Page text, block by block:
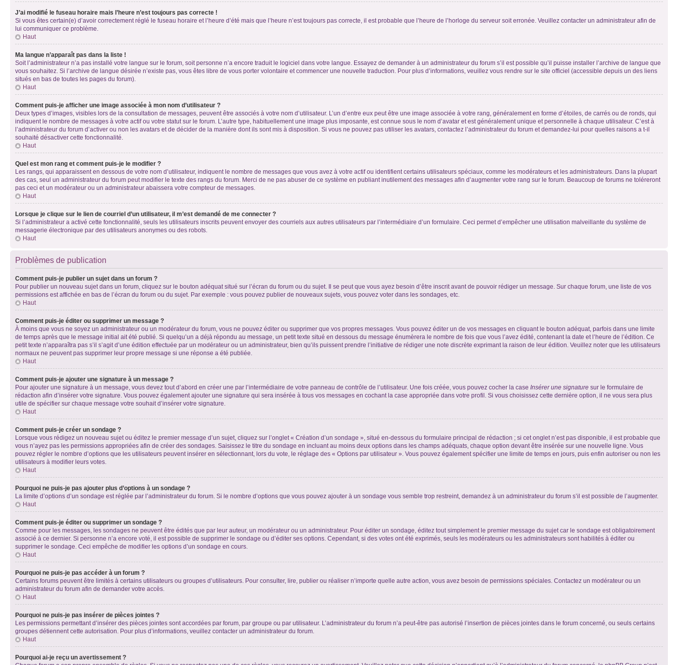
J’ai modifié le fuseau horaire mais l’heure n’est toujours pas correcte !
Si vous êtes certain(e) d’avoir correctement réglé le fuseau horaire et l’heure d’été mais que l’heure n’est toujours pas correcte, il est probable que l’heure de l’horloge du serveur soit erronée. Veuillez contacter un administrateur afin de
lui communiquer ce problème.
Haut
Ma langue n’apparaît pas dans la liste !
Soit l’administrateur n’a pas installé votre langue sur le forum, soit personne n’a encore traduit le logiciel dans votre langue. Essayez de demander à un administrateur du forum s’il est possible qu’il puisse installer l’archive de langue que
vous souhaitez. Si l’archive de langue désirée n’existe pas, vous êtes libre de vous porter volontaire et commencer une nouvelle traduction. Pour plus d’informations, veuillez vous rendre sur le site officiel (accessible depuis un des liens
situés en bas de toutes les pages du forum).
Haut
Comment puis-je afficher une image associée à mon nom d’utilisateur ?
Deux types d’images, visibles lors de la consultation de messages, peuvent être associés à votre nom d’utilisateur. L’un d’entre eux peut être une image associée à votre rang, généralement en forme d’étoiles, de carrés ou de ronds, qui
indiquent le nombre de messages à votre actif ou votre statut sur le forum. L’autre type, habituellement une image plus imposante, est connue sous le nom d’avatar et est généralement unique et personnelle à chaque utilisateur. C’est à
l’administrateur du forum d’activer ou non les avatars et de décider de la manière dont ils sont mis à disposition. Si vous ne pouvez pas utiliser les avatars, contactez l’administrateur du forum et demandez-lui pour quelles raisons a t-il
souhaité désactiver cette fonctionnalité.
Haut
Quel est mon rang et comment puis-je le modifier ?
Les rangs, qui apparaissent en dessous de votre nom d’utilisateur, indiquent le nombre de messages que vous avez à votre actif ou identifient certains utilisateurs spéciaux, comme les modérateurs et les administrateurs. Dans la plupart
des cas, seul un administrateur du forum peut modifier le texte des rangs du forum. Merci de ne pas abuser de ce système en publiant inutilement des messages afin d’augmenter votre rang sur le forum. Beaucoup de forums ne toléreront
pas ceci et un modérateur ou un administrateur abaissera votre compteur de messages.
Haut
Lorsque je clique sur le lien de courriel d’un utilisateur, il m’est demandé de me connecter ?
Si l’administrateur a activé cette fonctionnalité, seuls les utilisateurs inscrits peuvent envoyer des courriels aux autres utilisateurs par l’intermédiaire d’un formulaire. Ceci permet d’empêcher une utilisation malveillante du système de
messagerie électronique par des utilisateurs anonymes ou des robots.
Haut
Problèmes de publication
Comment puis-je publier un sujet dans un forum ?
Pour publier un nouveau sujet dans un forum, cliquez sur le bouton adéquat situé sur l’écran du forum ou du sujet. Il se peut que vous ayez besoin d’être inscrit avant de pouvoir rédiger un message. Sur chaque forum, une liste de vos
permissions est affichée en bas de l’écran du forum ou du sujet. Par exemple : vous pouvez publier de nouveaux sujets, vous pouvez voter dans les sondages, etc.
Haut
Comment puis-je éditer ou supprimer un message ?
À moins que vous ne soyez un administrateur ou un modérateur du forum, vous ne pouvez éditer ou supprimer que vos propres messages. Vous pouvez éditer un de vos messages en cliquant le bouton adéquat, parfois dans une limite
de temps après que le message initial ait été publié. Si quelqu’un a déjà répondu au message, un petit texte situé en dessous du message énumèrera le nombre de fois que vous l’avez édité, contenant la date et l’heure de l’édition. Ce
petit texte n’apparaîtra pas s’il s’agit d’une édition effectuée par un modérateur ou un administrateur, bien qu’ils puissent prendre l’initiative de rédiger une note discrète exprimant la raison de leur édition. Veuillez noter que les utilisateurs
normaux ne peuvent pas supprimer leur propre message si une réponse a été publiée.
Haut
Comment puis-je ajouter une signature à un message ?
Pour ajouter une signature à un message, vous devez tout d’abord en créer une par l’intermédiaire de votre panneau de contrôle de l’utilisateur. Une fois créée, vous pouvez cocher la case Insérer une signature sur le formulaire de
rédaction afin d’insérer votre signature. Vous pouvez également ajouter une signature qui sera insérée à tous vos messages en cochant la case appropriée dans votre profil. Si vous choisissez cette dernière option, il ne vous sera plus
utile de spécifier sur chaque message votre souhait d’insérer votre signature.
Haut
Comment puis-je créer un sondage ?
Lorsque vous rédigez un nouveau sujet ou éditez le premier message d’un sujet, cliquez sur l’onglet « Création d’un sondage », situé en-dessous du formulaire principal de rédaction ; si cet onglet n’est pas disponible, il est probable que
vous n’ayez pas les permissions appropriées afin de créer des sondages. Saisissez le titre du sondage en incluant au moins deux options dans les champs adéquats, chaque option devant être insérée sur une nouvelle ligne. Vous
pouvez régler le nombre d’options que les utilisateurs peuvent insérer en sélectionnant, lors du vote, le réglage des « Options par utilisateur ». Vous pouvez également spécifier une limite de temps en jours, puis enfin autoriser ou non les
utilisateurs à modifier leurs votes.
Haut
Pourquoi ne puis-je pas ajouter plus d’options à un sondage ?
La limite d’options d’un sondage est réglée par l’administrateur du forum. Si le nombre d’options que vous pouvez ajouter à un sondage vous semble trop restreint, demandez à un administrateur du forum s’il est possible de l’augmenter.
Haut
Comment puis-je éditer ou supprimer un sondage ?
Comme pour les messages, les sondages ne peuvent être édités que par leur auteur, un modérateur ou un administrateur. Pour éditer un sondage, éditez tout simplement le premier message du sujet car le sondage est obligatoirement
associé à ce dernier. Si personne n’a encore voté, il est possible de supprimer le sondage ou d’éditer ses options. Cependant, si des votes ont été exprimés, seuls les modérateurs ou les administrateurs sont habilités à éditer ou
supprimer le sondage. Ceci empêche de modifier les options d’un sondage en cours.
Haut
Pourquoi ne puis-je pas accéder à un forum ?
Certains forums peuvent être limités à certains utilisateurs ou groupes d’utilisateurs. Pour consulter, lire, publier ou réaliser n’importe quelle autre action, vous avez besoin de permissions spéciales. Contactez un modérateur ou un
administrateur du forum afin de demander votre accès.
Haut
Pourquoi ne puis-je pas insérer de pièces jointes ?
Les permissions permettant d’insérer des pièces jointes sont accordées par forum, par groupe ou par utilisateur. L’administrateur du forum n’a peut-être pas autorisé l’insertion de pièces jointes dans le forum concerné, ou seuls certains
groupes détiennent cette autorisation. Pour plus d’informations, veuillez contacter un administrateur du forum.
Haut
Pourquoi ai-je reçu un avertissement ?